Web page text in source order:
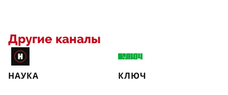
Другие каналы
НАУКА КЛЮЧ